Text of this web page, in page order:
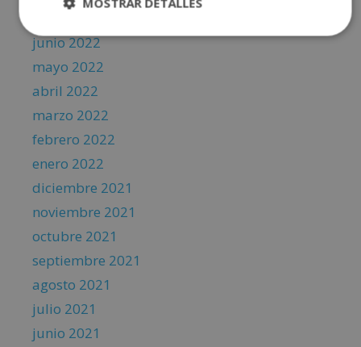
junio 2022
mayo 2022
abril 2022
marzo 2022
febrero 2022
enero 2022
diciembre 2021
noviembre 2021
octubre 2021
septiembre 2021
agosto 2021
julio 2021
junio 2021